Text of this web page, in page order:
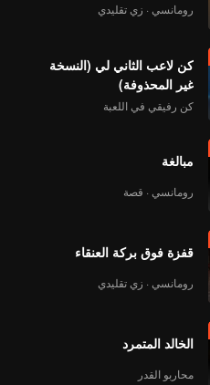
رومانسي · زي تقليدي
كن لاعب الثاني لي (النسخة
غير المحذوفة)
كن رفيقي في اللعبة
مبالغة
رومانسي · قصة
قفزة فوق بركة العنقاء
رومانسي · زي تقليدي
الخالد المتمرد
محاربو القدر